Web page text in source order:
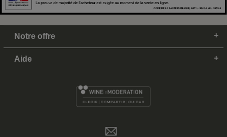
Notre offre
Aide